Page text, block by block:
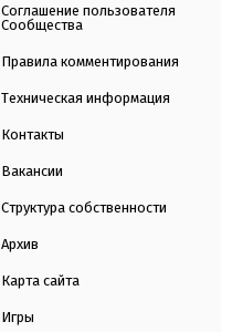
Соглашение пользователя
Сообщества
Правила комментирования
Техническая информация
Контакты
Вакансии
Структура собственности
Архив
Карта сайта
Игры